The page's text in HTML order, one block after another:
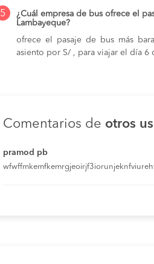
5
¿Cuál empresa de bus ofrece el
Lambayeque?
ofrece el pasaje de bus más
asiento por S/ , para viajar el día
Comentarios de otros
pramod pb